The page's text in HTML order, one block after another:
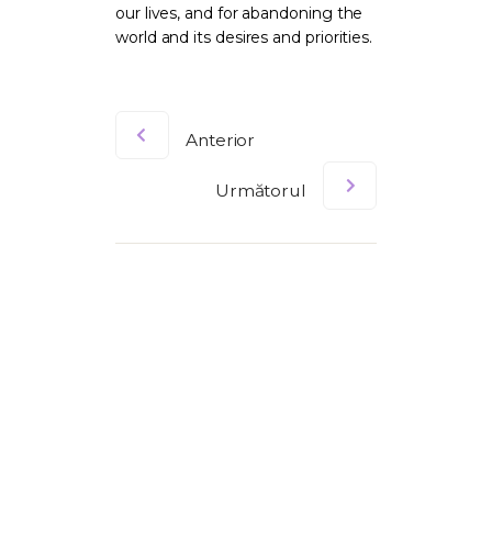
our lives, and for abandoning the
world and its desires and priorities.
Anterior
Următorul